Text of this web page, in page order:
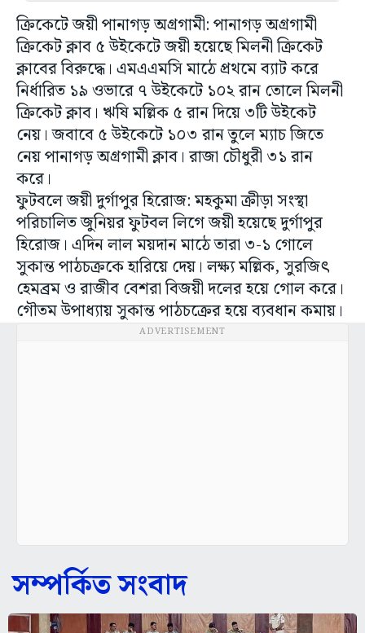
ক্রিকেটে জয়ী পানাগড় অগ্রগামী: পানাগড় অগ্রগামী
ক্রিকেট ক্লাব ৫ উইকেটে জয়ী হয়েছে মিলনী ক্রিকেট
ক্লাবের বিরুদ্ধে। এমএএমসি মাঠে প্রথমে ব্যাট করে
নির্ধারিত ১৯ ওভারে ৭ উইকেটে ১০২ রান তোলে মিলনী
ক্রিকেট ক্লাব। ঋষি মল্লিক ৫ রান দিয়ে ৩টি উইকেট
নেয়। জবাবে ৫ উইকেটে ১০৩ রান তুলে ম্যাচ জিতে
নেয় পানাগড় অগ্রগামী ক্লাব। রাজা চৌধুরী ৩১ রান
করে।
ফুটবলে জয়ী দুর্গাপুর হিরোজ: মহকুমা ক্রীড়া সংস্থা
পরিচালিত জুনিয়র ফুটবল লিগে জয়ী হয়েছে দুর্গাপুর
হিরোজ। এদিন লাল ময়দান মাঠে তারা ৩-১ গোলে
সুকান্ত পাঠচক্রকে হারিয়ে দেয়। লক্ষ্য মল্লিক, সুরজিৎ
হেমব্রম ও রাজীব বেশরা বিজয়ী দলের হয়ে গোল করে।
গৌতম উপাধ্যায় সুকান্ত পাঠচক্রের হয়ে ব্যবধান কমায়।
ADVERTISEMENT
সম্পর্কিত সংবাদ